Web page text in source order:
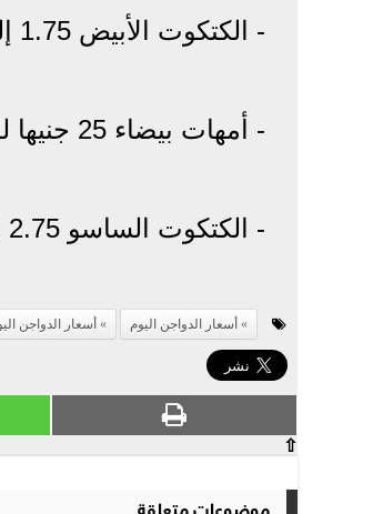
- الكتكوت الأبيض 1.75 إلى 2 جنيها.
- أمهات بيضاء 25 جنيها للكيلو.
- الكتكوت الساسو 2.75 إلى 3 جنيه.
أسعار الدواجن اليوم أسعار الدواجن
⇧
موضوعات متعلقة